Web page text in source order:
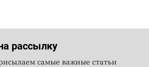
рассылку
самые важные статьи